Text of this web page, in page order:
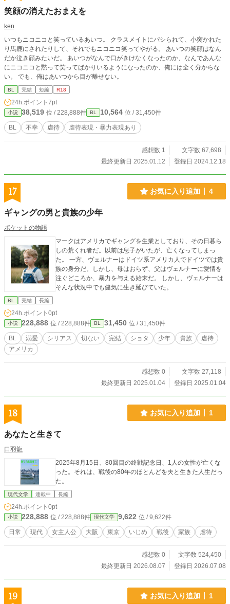
笑顔の消えたおまえを
ken
いつもニコニコと笑っているあいつ。 クラスメイトにパシられて、小突かれた
り馬鹿にされたりして、それでもニコニコ笑ってやがる。 あいつの笑顔はなん
だか泣き顔みたいだ。 あいつがなんで口がきけなくなったのか、なんであんな
にニコニコと黙って笑ってばかりいるようになったのか、俺には全く分からな
い。 でも、俺はあいつから目が離せない。
BL 完結 短編 R18
24h.ポイント 7pt
小説 38,519 位 / 228,888件 BL 10,564 位 / 31,450件
BL 不幸 虐待 虐待表現・暴力表現あり
感想数 1
文字数 67,698
最終更新日 2025.01.12
登録日 2024.12.18
17 お気に入り追加 4
ギャングの男と貴族の少年
ポケットの物語
マークはアメリカでギャングを生業としており、その日暮ら
しの荒くれ者だ。以前は息子がいたが、亡くなってしまっ
た。 一方、ヴェルナーはドイツ系アメリカ人でドイツでは貴
族の身分だ。しかし、母はおらず、父はヴェルナーに愛情を
注ぐどころか、暴力を与える始末だ。 しかし、ヴェルナーは
そんな状況中でも健気に生き延びていた。
BL 完結 長編
24h.ポイント 0pt
小説 228,888 位 / 228,888件 BL 31,450 位 / 31,450件
BL 溺愛 シリアス 切ない 完結 ショタ 少年 貴族
虐待
アメリカ
感想数 0
文字数 27,118
最終更新日 2025.01.04
登録日 2025.01.04
18 お気に入り追加 1
あなたと生きて
口羽龍
2025年8月15日、80回目の終戦記念日、1人の女性が亡くな
った。それは、戦後の80年のほとんどを夫と生きた人生だっ
た。
現代文学 連載中 長編
24h.ポイント 0pt
小説 228,888 位 / 228,888件 現代文学 9,622 位 / 9,622件
日常 現代 女主人公 大阪 東京 いじめ 戦後 家族 虐待
感想数 0
文字数 524,450
最終更新日 2026.08.07
登録日 2026.07.08
19 お気に入り追加 1